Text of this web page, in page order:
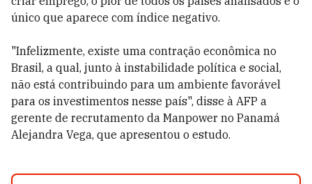
único que aparece com índice negativo.
"Infelizmente, existe uma contração econômica no
Brasil, a qual, junto à instabilidade política e social,
não está contribuindo para um ambiente favorável
para os investimentos nesse país", disse à AFP a
gerente de recrutamento da Manpower no Panamá
Alejandra Vega, que apresentou o estudo.